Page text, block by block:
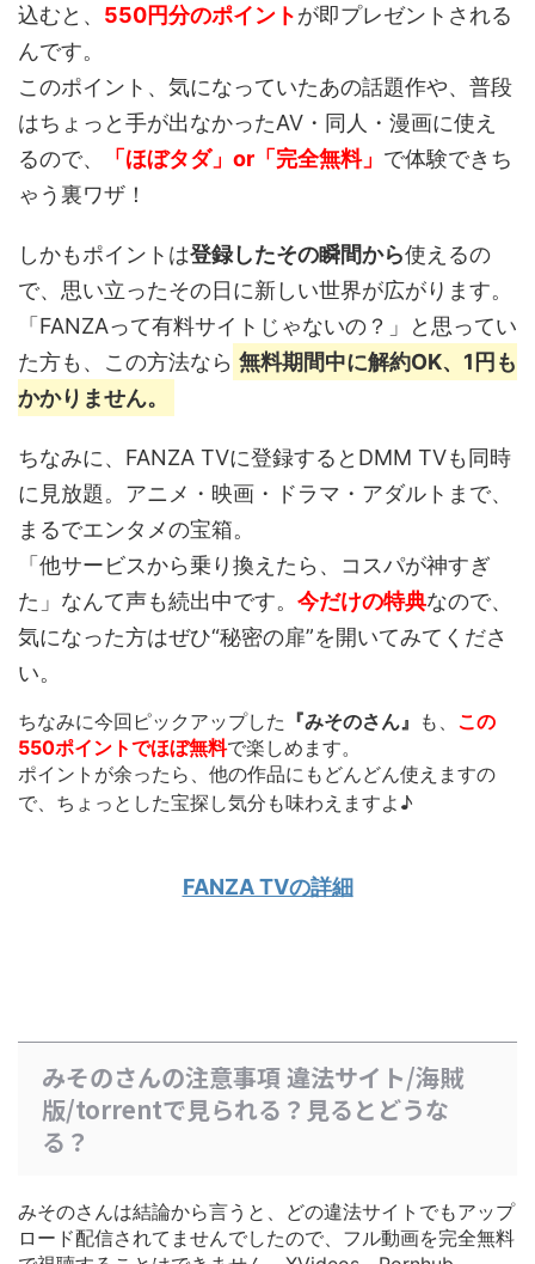
込むと、 550円分のポイントが即プレゼントされる
んです。
このポイント、 気になっていたあの話題作や、普段
はちょっと手が出なかったAV・同人・漫画に使え
るので、
「ほぼタダ」or「完全無料」 で体験できち
ゃう裏ワザ！
しかもポイントは登録したその瞬間から使えるの
で、思い立ったその日に新しい世界が広がります。
「FANZAって有料サイトじゃないの？」と思ってい
た方も、この方法なら 無料期間中に解約OK、1円も
かかりません。
ちなみに、FANZA TVに登録するとDMM TVも同時
に見放題。アニメ・映画・ドラマ・アダルトまで、
まるでエンタメの宝箱。
「他サービスから乗り換えたら、コスパが神すぎ
た」なんて声も続出中です。 今だけの特典なので、
気になった方はぜひ“秘密の扉”を開いてみてくださ
い。
ちなみに今回ピックアップした 『みそのさん』 も、 この
550ポイントでほぼ無料で楽しめます。
ポイントが余ったら、他の作品にもどんどん使えますの
で、ちょっとした宝探し気分も味わえますよ♪
FANZA TVの詳細
みそのさんの注意事項 違法サイト/海賊
版/torrentで見られる？見るとどうな
る？
みそのさんは結論から言うと、どの違法サイトでもアップ
ロード配信されてませんでしたので、フル動画を完全無料